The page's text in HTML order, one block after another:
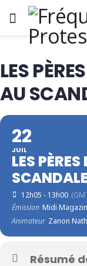
LES
AU
22
JUIL
LES
12h05 - 13h00
Émission Midi
Animateur Zanon
Résumé